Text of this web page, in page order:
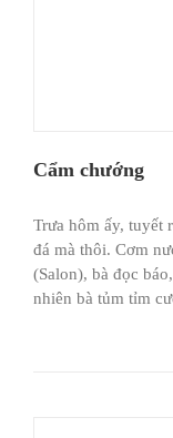
Cẩm chướng
Trưa hôm ấy, tuyết
đá mà thôi. Cơm
(Salon), bà đọc
nhiên bà tủm tỉm